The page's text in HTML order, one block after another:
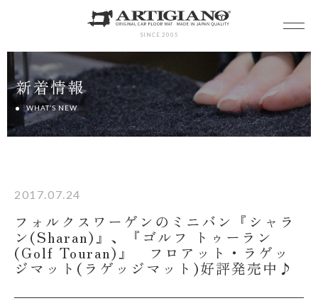
SINCE 2005
新着情報
WHAT’S NEW
2017.07.24
フォルクスワーゲンのミニバン『シャラ
ン(Sharan)』、『ゴルフ トゥーラン
(Golf Touran)』 フロアット・ラゲッ
ジマット(ラゲッジマット)好評発売中♪